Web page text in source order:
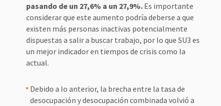
pasando de un 27,6% a un 27,9%.Es importante
considerar que este aumento podría deberse a que
existen más personas inactivas potencialmente
dispuestas a salir a buscar trabajo, por lo que SU3 es
un mejor indicador en tiempos de crisis como la
actual.
Debido a lo anterior, la brecha entre la tasa de
desocupación y desocupación combinada volvió a